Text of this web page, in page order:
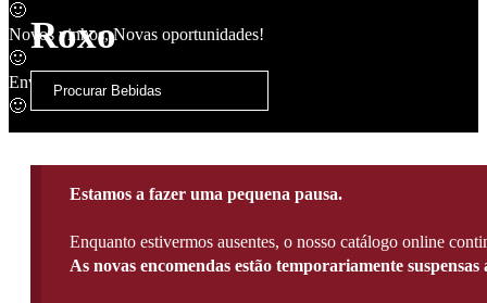
🙂
Novos vinhos, Novas oportunidades!
🙂
Envios Grátis acima de 100€
🙂
Roxo
Estamos a fazer uma pequena pausa.
Enquanto estivermos ausentes, o nosso catálogo online
As novas encomendas estão temporariamente suspensas